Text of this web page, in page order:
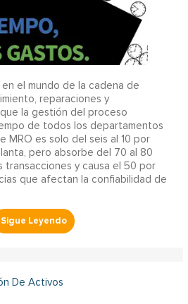
el mundo de la cadena de
reparaciones y
la gestión del proceso
de todos los departamentos
MRO es solo del seis al 10 por
pero absorbe del 70 al 80
y causa el 50 por
que afectan la confiabilidad de
De Activos